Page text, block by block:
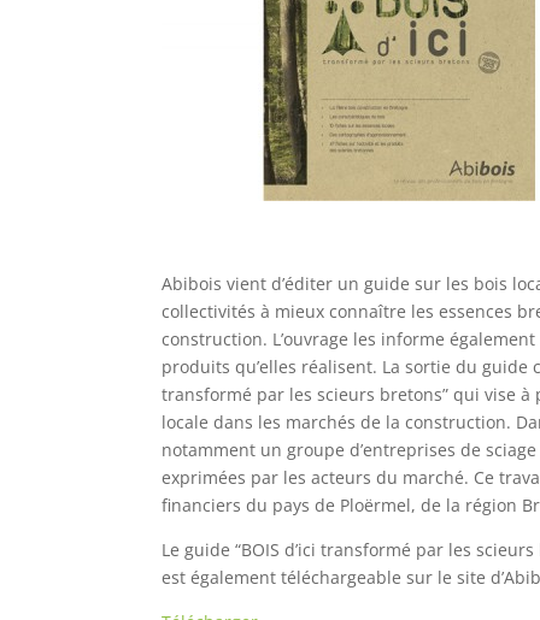
Abibois vient d’éditer un guide sur les bois
collectivités à mieux connaître les essences
construction. L’ouvrage les informe
produits qu’elles réalisent. La sortie du guide
transformé par les scieurs bretons” qui vise
locale dans les marchés de la construction.
notamment un groupe d’entreprises de
exprimées par les acteurs du marché. Ce
financiers du pays de Ploërmel, de la région
Le guide “BOIS d’ici transformé par les
est également téléchargeable sur le site